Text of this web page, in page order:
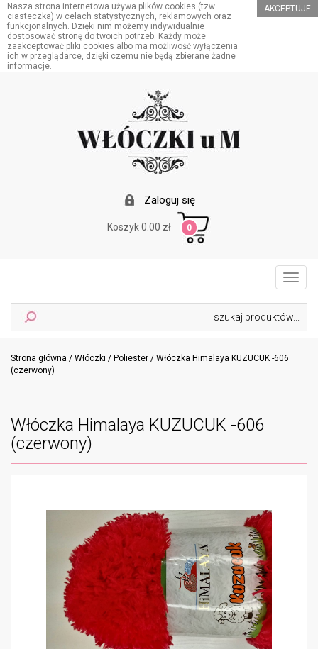
Nasza strona internetowa używa plików cookies (tzw.
ciasteczka) w celach statystycznych, reklamowych oraz
funkcjonalnych. Dzięki nim możemy indywidualnie
dostosować stronę do twoich potrzeb. Każdy może
zaakceptować pliki cookies albo ma możliwość wyłączenia
ich w przeglądarce, dzięki czemu nie będą zbierane żadne
informacje.
AKCEPTUJE
Zaloguj się
Koszyk 0.00 zł 0
Strona główna / Włóczki / Poliester / Włóczka Himalaya KUZUCUK -606
(czerwony)
Włóczka Himalaya KUZUCUK -606
(czerwony)